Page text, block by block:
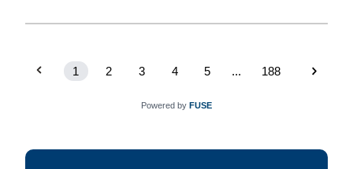
1 2 3 4 5 ... 188
Powered by FUSE